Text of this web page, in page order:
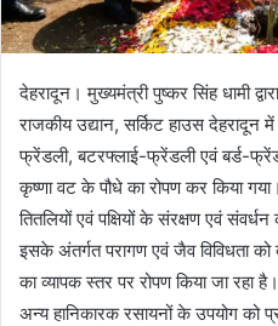
देहरादून। मुख्यमंत्री पुष्कर सिंह धामी
राजकीय उद्यान, सर्किट हाउस देहरादून
फ्रेंडली, बटरफ्लाई-फ्रेंडली एवं बर्ड-
कृष्णा वट के पौधे का रोपण कर किया
तितलियों एवं पक्षियों के संरक्षण एवं
इसके अंतर्गत परागण एवं जैव विविधता को
का व्यापक स्तर पर रोपण किया जा रहा
अन्य हानिकारक रसायनों के उपयोग को